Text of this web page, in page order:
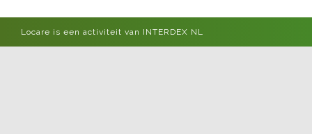
Locare is een activiteit van INTERDEX NL